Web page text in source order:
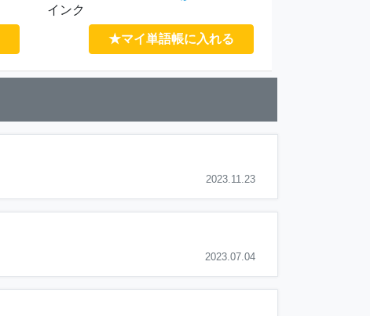
インク
★マイ単語帳に入れる
2023.11.23
2023.07.04